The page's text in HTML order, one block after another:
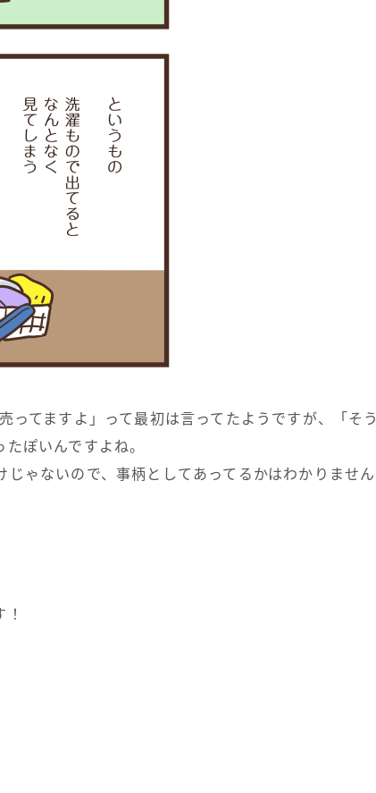
ってますよ」って最初は言ってたようですが、「そう
ぽいんですよね。
ゃないので、事柄としてあってるかはわかりません